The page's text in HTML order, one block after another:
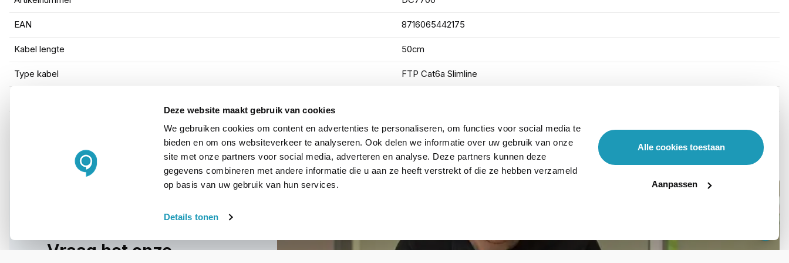
Deze website maakt gebruik van cookies
We gebruiken cookies om content en advertenties te personaliseren, om functies voor social media te
bieden en om ons websiteverkeer te analyseren. Ook delen we informatie over uw gebruik van onze
site met onze partners voor social media, adverteren en analyse. Deze partners kunnen deze
gegevens combineren met andere informatie die u aan ze heeft verstrekt of die ze hebben verzameld
op basis van uw gebruik van hun services.
Details tonen
Alle cookies toestaan
Aanpassen
EAN 8716065442175
Kabel lengte 50cm
Type kabel FTP Cat6a Slimline
Toon meer
Vraag het onze